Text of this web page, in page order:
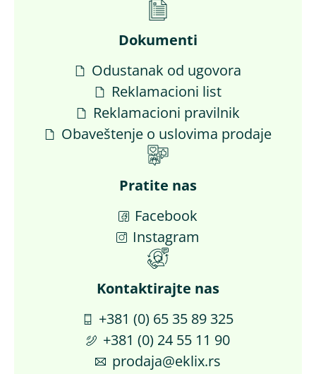
Dokumenti
Odustanak od ugovora
Reklamacioni list
Reklamacioni pravilnik
Obaveštenje o uslovima prodaje
Pratite nas
Facebook
Instagram
Kontaktirajte nas​
+381 (0) 65 35 89 325
+381 (0) 24 55 11 90
prodaja@eklix.rs